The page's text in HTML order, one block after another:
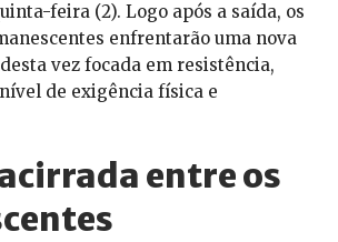
feira (2). Logo após a saída, os
enfrentarão uma nova
vez focada em resistência,
de exigência física e
entre os